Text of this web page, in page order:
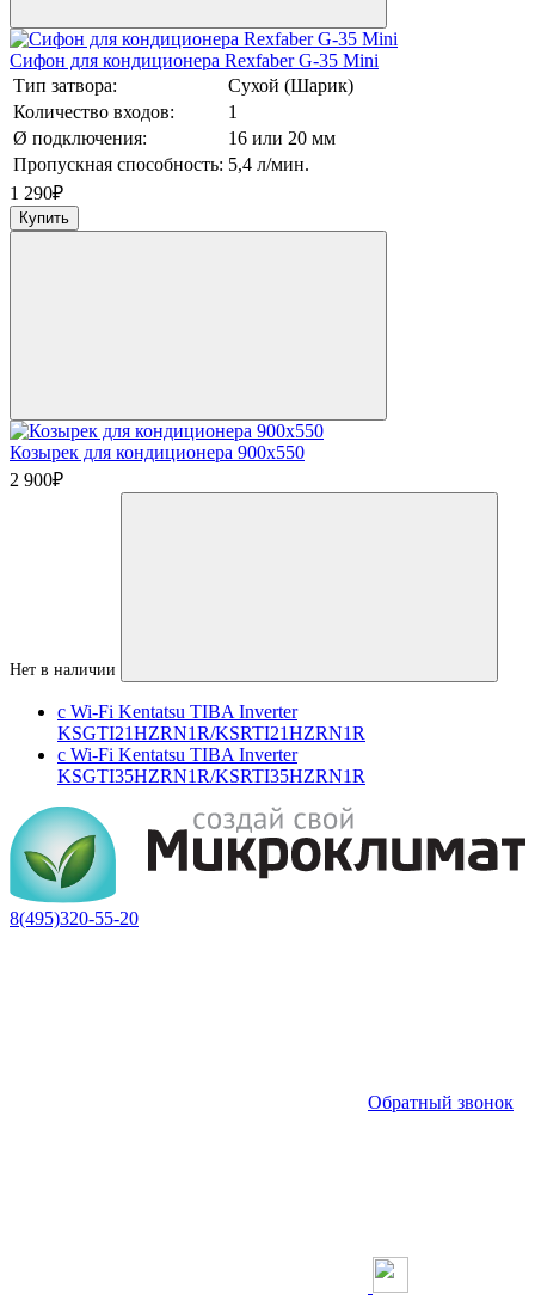
Сифон для кондиционера Rexfaber G-35 Mini
Тип затвора:
Сухой (Шарик)
Количество входов:
1
Ø подключения:
16 или 20 мм
Пропускная способность: 5,4 л/мин.
1 290₽
Купить
Козырек для кондиционера 900х550
2 900₽
Нет в наличии
с Wi-Fi Kentatsu TIBA Inverter
KSGTI21HZRN1R/KSRTI21HZRN1R
с Wi-Fi Kentatsu TIBA Inverter
KSGTI35HZRN1R/KSRTI35HZRN1R
8(495)320-55-20
Обратный звонок